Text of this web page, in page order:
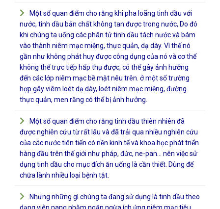
Một số quan điểm cho rằng khi pha loãng tinh dầu với
nước, tinh dầu bản chất không tan được trong nước, Do đó
khi chúng ta uống các phân tử tinh dầu tách nước và bám
vào thành niêm mạc miệng, thực quản, dạ dày. Vì thế nó
gần như không phát huy được công dụng của nó và cơ thể
không thể trực tiếp hấp thụ được, có thể gây ảnh hưởng
đến các lớp niêm mạc bề mặt nêu trên. ở một số trường
hợp gây viêm loét dạ dày, loét niêm mạc miệng, đường
thực quản, men răng có thể bị ảnh hưởng.
Một số quan điểm cho rằng tinh dầu thiên nhiên đã
được nghiên cứu từ rất lâu và đã trải qua nhiều nghiên cứu
của các nước tiên tiến có nền kinh tế và khoa học phát triển
hàng đầu trên thế giới như pháp, đức, ne-pan… nên việc sử
dụng tinh dầu cho mục đích ăn uống là cần thiết. Dùng để
chữa lành nhiều loại bệnh tật.
Nhưng những gì chúng ta đang sử dụng là tinh dầu theo
dạng viên nang nhằm ngăn ngừa ích ứng niêm mạc tiêu